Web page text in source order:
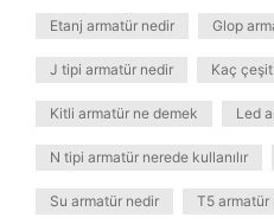
Etanj armatür nedir Glop
J tipi armatür nedir Kaç
Kitli armatür ne demek Led
N tipi armatür nerede kullanılır
Su armatür nedir T5 armatür